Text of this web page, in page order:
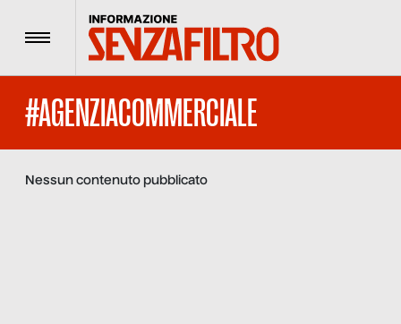
Menu
#AGENZIACOMMERCIALE
Nessun contenuto pubblicato